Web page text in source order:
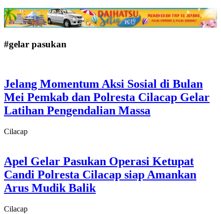
#gelar pasukan
Jelang Momentum Aksi Sosial di Bulan
Mei Pemkab dan Polresta Cilacap Gelar
Latihan Pengendalian Massa
Cilacap
Apel Gelar Pasukan Operasi Ketupat
Candi Polresta Cilacap siap Amankan
Arus Mudik Balik
Cilacap